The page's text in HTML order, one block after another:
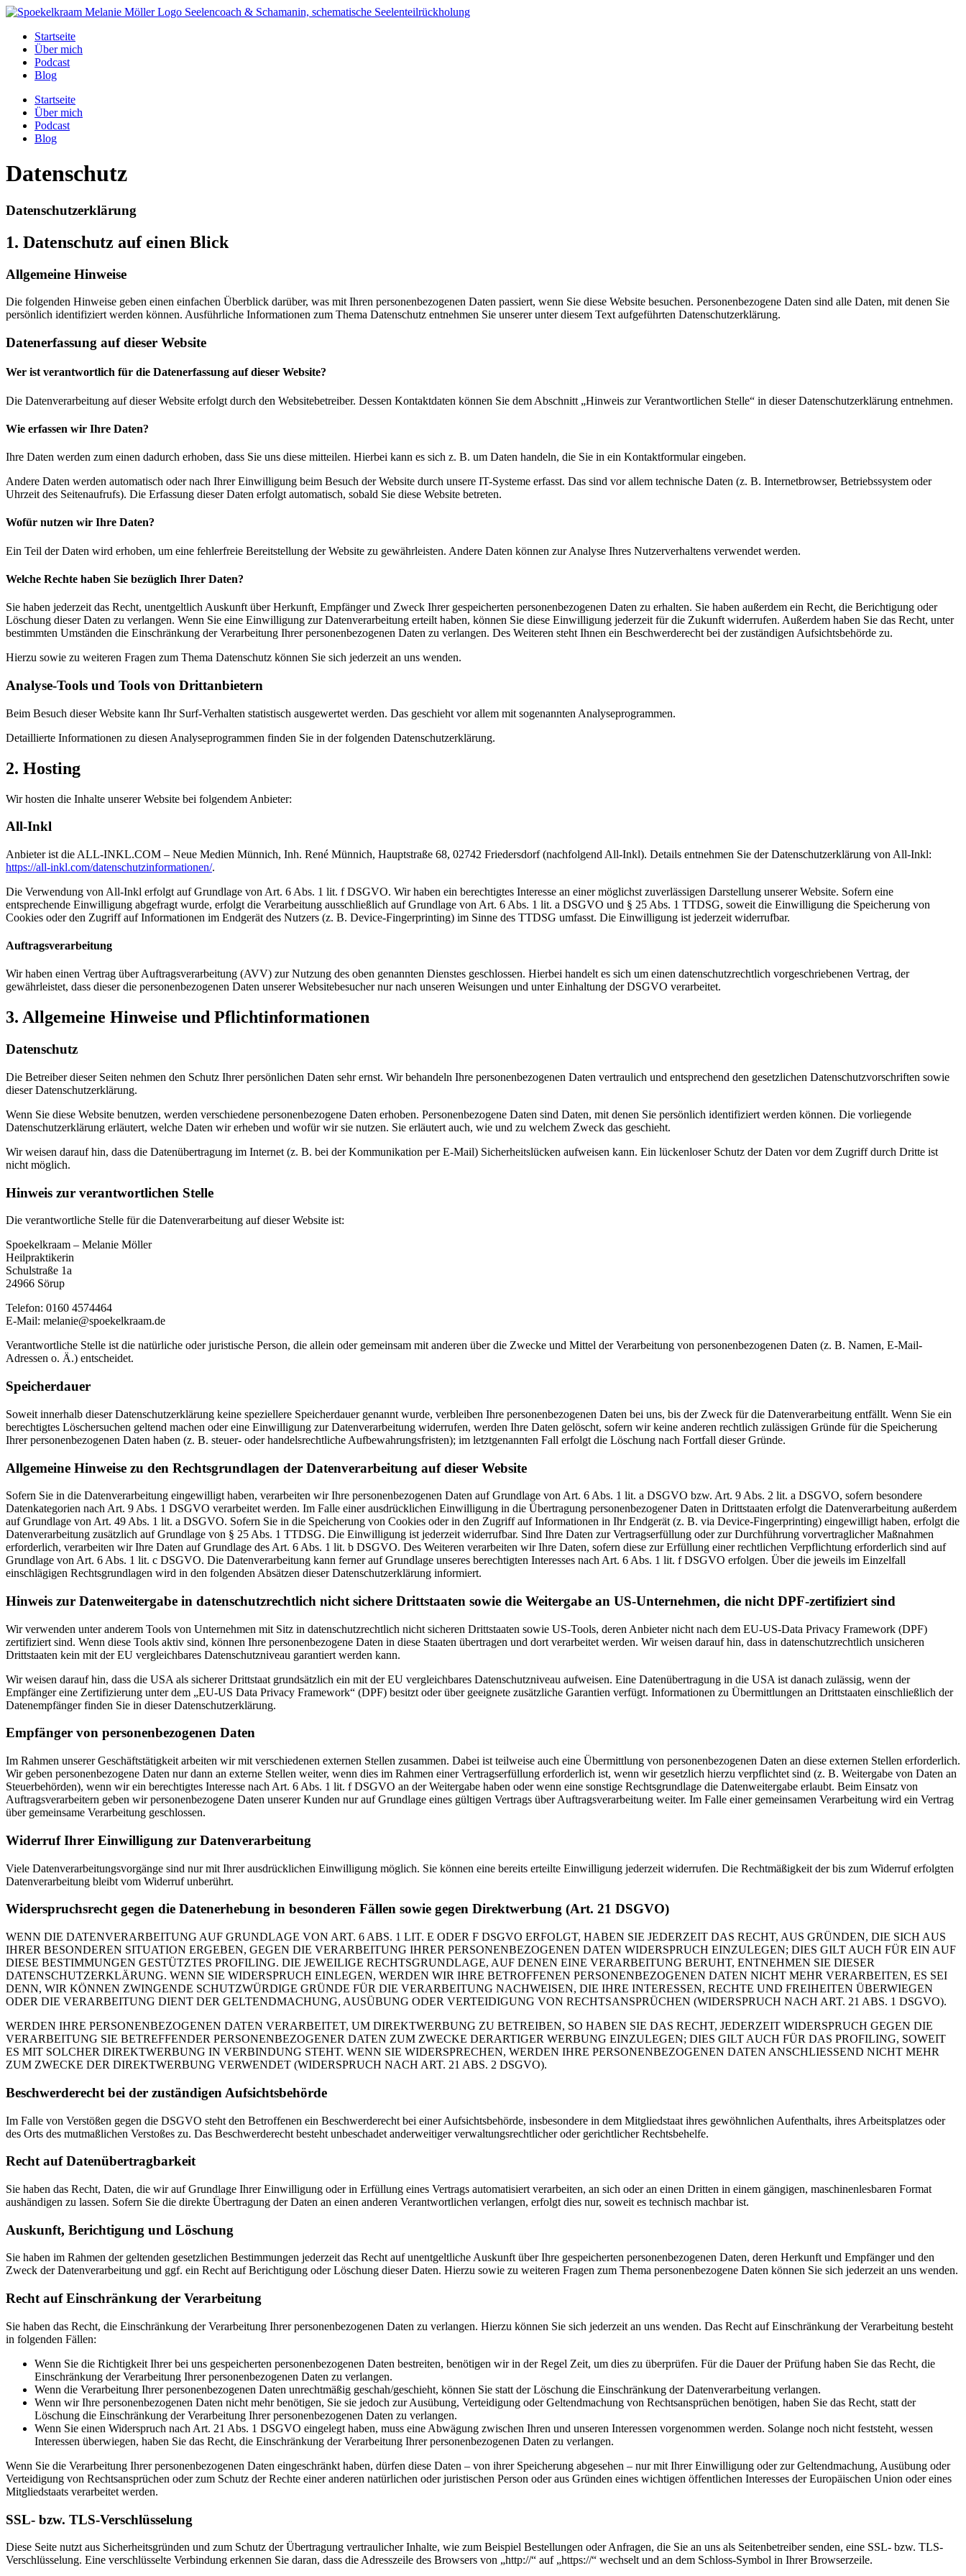
Inhalt
springen
Startseite
Über mich
Podcast
Blog
Startseite
Über mich
Podcast
Blog
Datenschutz
Datenschutz­erklärung
1. Datenschutz auf einen Blick
Allgemeine Hinweise
Die folgenden Hinweise geben einen einfachen Überblick darüber, was mit Ihren personenbezogenen Daten passiert, wenn Sie diese Website besuchen. Personenbezogene Daten sind alle Daten, mit denen Sie
persönlich identifiziert werden können. Ausführliche Informationen zum Thema Datenschutz entnehmen Sie unserer unter diesem Text aufgeführten Datenschutzerklärung.
Datenerfassung auf dieser Website
Wer ist verantwortlich für die Datenerfassung auf dieser Website?
Die Datenverarbeitung auf dieser Website erfolgt durch den Websitebetreiber. Dessen Kontaktdaten können Sie dem Abschnitt „Hinweis zur Verantwortlichen Stelle“ in dieser Datenschutzerklärung entnehmen.
Wie erfassen wir Ihre Daten?
Ihre Daten werden zum einen dadurch erhoben, dass Sie uns diese mitteilen. Hierbei kann es sich z. B. um Daten handeln, die Sie in ein Kontaktformular eingeben.
Andere Daten werden automatisch oder nach Ihrer Einwilligung beim Besuch der Website durch unsere IT-Systeme erfasst. Das sind vor allem technische Daten (z. B. Internetbrowser, Betriebssystem oder
Uhrzeit des Seitenaufrufs). Die Erfassung dieser Daten erfolgt automatisch, sobald Sie diese Website betreten.
Wofür nutzen wir Ihre Daten?
Ein Teil der Daten wird erhoben, um eine fehlerfreie Bereitstellung der Website zu gewährleisten. Andere Daten können zur Analyse Ihres Nutzerverhaltens verwendet werden.
Welche Rechte haben Sie bezüglich Ihrer Daten?
Sie haben jederzeit das Recht, unentgeltlich Auskunft über Herkunft, Empfänger und Zweck Ihrer gespeicherten personenbezogenen Daten zu erhalten. Sie haben außerdem ein Recht, die Berichtigung oder
Löschung dieser Daten zu verlangen. Wenn Sie eine Einwilligung zur Datenverarbeitung erteilt haben, können Sie diese Einwilligung jederzeit für die Zukunft widerrufen. Außerdem haben Sie das Recht, unter
bestimmten Umständen die Einschränkung der Verarbeitung Ihrer personenbezogenen Daten zu verlangen. Des Weiteren steht Ihnen ein Beschwerderecht bei der zuständigen Aufsichtsbehörde zu.
Hierzu sowie zu weiteren Fragen zum Thema Datenschutz können Sie sich jederzeit an uns wenden.
Analyse-Tools und Tools von Dritt­anbietern
Beim Besuch dieser Website kann Ihr Surf-Verhalten statistisch ausgewertet werden. Das geschieht vor allem mit sogenannten Analyseprogrammen.
Detaillierte Informationen zu diesen Analyseprogrammen finden Sie in der folgenden Datenschutzerklärung.
2. Hosting
Wir hosten die Inhalte unserer Website bei folgendem Anbieter:
All-Inkl
Anbieter ist die ALL-INKL.COM – Neue Medien Münnich, Inh. René Münnich, Hauptstraße 68, 02742 Friedersdorf (nachfolgend All-Inkl). Details entnehmen Sie der Datenschutzerklärung von All-Inkl:
https://all-inkl.com/datenschutzinformationen/.
Die Verwendung von All-Inkl erfolgt auf Grundlage von Art. 6 Abs. 1 lit. f DSGVO. Wir haben ein berechtigtes Interesse an einer möglichst zuverlässigen Darstellung unserer Website. Sofern eine
entsprechende Einwilligung abgefragt wurde, erfolgt die Verarbeitung ausschließlich auf Grundlage von Art. 6 Abs. 1 lit. a DSGVO und § 25 Abs. 1 TTDSG, soweit die Einwilligung die Speicherung von
Cookies oder den Zugriff auf Informationen im Endgerät des Nutzers (z. B. Device-Fingerprinting) im Sinne des TTDSG umfasst. Die Einwilligung ist jederzeit widerrufbar.
Auftragsverarbeitung
Wir haben einen Vertrag über Auftragsverarbeitung (AVV) zur Nutzung des oben genannten Dienstes geschlossen. Hierbei handelt es sich um einen datenschutzrechtlich vorgeschriebenen Vertrag, der
gewährleistet, dass dieser die personenbezogenen Daten unserer Websitebesucher nur nach unseren Weisungen und unter Einhaltung der DSGVO verarbeitet.
3. Allgemeine Hinweise und Pflicht­informationen
Datenschutz
Die Betreiber dieser Seiten nehmen den Schutz Ihrer persönlichen Daten sehr ernst. Wir behandeln Ihre personenbezogenen Daten vertraulich und entsprechend den gesetzlichen Datenschutzvorschriften sowie
dieser Datenschutzerklärung.
Wenn Sie diese Website benutzen, werden verschiedene personenbezogene Daten erhoben. Personenbezogene Daten sind Daten, mit denen Sie persönlich identifiziert werden können. Die vorliegende
Datenschutzerklärung erläutert, welche Daten wir erheben und wofür wir sie nutzen. Sie erläutert auch, wie und zu welchem Zweck das geschieht.
Wir weisen darauf hin, dass die Datenübertragung im Internet (z. B. bei der Kommunikation per E-Mail) Sicherheitslücken aufweisen kann. Ein lückenloser Schutz der Daten vor dem Zugriff durch Dritte ist
nicht möglich.
Hinweis zur verantwortlichen Stelle
Die verantwortliche Stelle für die Datenverarbeitung auf dieser Website ist:
Spoekelkraam – Melanie Möller
Heilpraktikerin
Schulstraße 1a
24966 Sörup
Telefon: 0160 4574464‬
E-Mail: melanie@spoekelkraam.de
Verantwortliche Stelle ist die natürliche oder juristische Person, die allein oder gemeinsam mit anderen über die Zwecke und Mittel der Verarbeitung von personenbezogenen Daten (z. B. Namen, E-Mail-
Adressen o. Ä.) entscheidet.
Speicherdauer
Soweit innerhalb dieser Datenschutzerklärung keine speziellere Speicherdauer genannt wurde, verbleiben Ihre personenbezogenen Daten bei uns, bis der Zweck für die Datenverarbeitung entfällt. Wenn Sie ein
berechtigtes Löschersuchen geltend machen oder eine Einwilligung zur Datenverarbeitung widerrufen, werden Ihre Daten gelöscht, sofern wir keine anderen rechtlich zulässigen Gründe für die Speicherung
Ihrer personenbezogenen Daten haben (z. B. steuer- oder handelsrechtliche Aufbewahrungsfristen); im letztgenannten Fall erfolgt die Löschung nach Fortfall dieser Gründe.
Allgemeine Hinweise zu den Rechtsgrundlagen der Datenverarbeitung auf dieser Website
Sofern Sie in die Datenverarbeitung eingewilligt haben, verarbeiten wir Ihre personenbezogenen Daten auf Grundlage von Art. 6 Abs. 1 lit. a DSGVO bzw. Art. 9 Abs. 2 lit. a DSGVO, sofern besondere
Datenkategorien nach Art. 9 Abs. 1 DSGVO verarbeitet werden. Im Falle einer ausdrücklichen Einwilligung in die Übertragung personenbezogener Daten in Drittstaaten erfolgt die Datenverarbeitung außerdem
auf Grundlage von Art. 49 Abs. 1 lit. a DSGVO. Sofern Sie in die Speicherung von Cookies oder in den Zugriff auf Informationen in Ihr Endgerät (z. B. via Device-Fingerprinting) eingewilligt haben, erfolgt die
Datenverarbeitung zusätzlich auf Grundlage von § 25 Abs. 1 TTDSG. Die Einwilligung ist jederzeit widerrufbar. Sind Ihre Daten zur Vertragserfüllung oder zur Durchführung vorvertraglicher Maßnahmen
erforderlich, verarbeiten wir Ihre Daten auf Grundlage des Art. 6 Abs. 1 lit. b DSGVO. Des Weiteren verarbeiten wir Ihre Daten, sofern diese zur Erfüllung einer rechtlichen Verpflichtung erforderlich sind auf
Grundlage von Art. 6 Abs. 1 lit. c DSGVO. Die Datenverarbeitung kann ferner auf Grundlage unseres berechtigten Interesses nach Art. 6 Abs. 1 lit. f DSGVO erfolgen. Über die jeweils im Einzelfall
einschlägigen Rechtsgrundlagen wird in den folgenden Absätzen dieser Datenschutzerklärung informiert.
Hinweis zur Datenweitergabe in datenschutzrechtlich nicht sichere Drittstaaten sowie die Weitergabe an US-Unternehmen, die nicht DPF-zertifiziert sind
Wir verwenden unter anderem Tools von Unternehmen mit Sitz in datenschutzrechtlich nicht sicheren Drittstaaten sowie US-Tools, deren Anbieter nicht nach dem EU-US-Data Privacy Framework (DPF)
zertifiziert sind. Wenn diese Tools aktiv sind, können Ihre personenbezogene Daten in diese Staaten übertragen und dort verarbeitet werden. Wir weisen darauf hin, dass in datenschutzrechtlich unsicheren
Drittstaaten kein mit der EU vergleichbares Datenschutzniveau garantiert werden kann.
Wir weisen darauf hin, dass die USA als sicherer Drittstaat grundsätzlich ein mit der EU vergleichbares Datenschutzniveau aufweisen. Eine Datenübertragung in die USA ist danach zulässig, wenn der
Empfänger eine Zertifizierung unter dem „EU-US Data Privacy Framework“ (DPF) besitzt oder über geeignete zusätzliche Garantien verfügt. Informationen zu Übermittlungen an Drittstaaten einschließlich der
Datenempfänger finden Sie in dieser Datenschutzerklärung.
Empfänger von personenbezogenen Daten
Im Rahmen unserer Geschäftstätigkeit arbeiten wir mit verschiedenen externen Stellen zusammen. Dabei ist teilweise auch eine Übermittlung von personenbezogenen Daten an diese externen Stellen erforderlich.
Wir geben personenbezogene Daten nur dann an externe Stellen weiter, wenn dies im Rahmen einer Vertragserfüllung erforderlich ist, wenn wir gesetzlich hierzu verpflichtet sind (z. B. Weitergabe von Daten an
Steuerbehörden), wenn wir ein berechtigtes Interesse nach Art. 6 Abs. 1 lit. f DSGVO an der Weitergabe haben oder wenn eine sonstige Rechtsgrundlage die Datenweitergabe erlaubt. Beim Einsatz von
Auftragsverarbeitern geben wir personenbezogene Daten unserer Kunden nur auf Grundlage eines gültigen Vertrags über Auftragsverarbeitung weiter. Im Falle einer gemeinsamen Verarbeitung wird ein Vertrag
über gemeinsame Verarbeitung geschlossen.
Widerruf Ihrer Einwilligung zur Datenverarbeitung
Viele Datenverarbeitungsvorgänge sind nur mit Ihrer ausdrücklichen Einwilligung möglich. Sie können eine bereits erteilte Einwilligung jederzeit widerrufen. Die Rechtmäßigkeit der bis zum Widerruf erfolgten
Datenverarbeitung bleibt vom Widerruf unberührt.
Widerspruchsrecht gegen die Datenerhebung in besonderen Fällen sowie gegen Direktwerbung (Art. 21 DSGVO)
WENN DIE DATENVERARBEITUNG AUF GRUNDLAGE VON ART. 6 ABS. 1 LIT. E ODER F DSGVO ERFOLGT, HABEN SIE JEDERZEIT DAS RECHT, AUS GRÜNDEN, DIE SICH AUS
IHRER BESONDEREN SITUATION ERGEBEN, GEGEN DIE VERARBEITUNG IHRER PERSONENBEZOGENEN DATEN WIDERSPRUCH EINZULEGEN; DIES GILT AUCH FÜR EIN AUF
DIESE BESTIMMUNGEN GESTÜTZTES PROFILING. DIE JEWEILIGE RECHTSGRUNDLAGE, AUF DENEN EINE VERARBEITUNG BERUHT, ENTNEHMEN SIE DIESER
DATENSCHUTZERKLÄRUNG. WENN SIE WIDERSPRUCH EINLEGEN, WERDEN WIR IHRE BETROFFENEN PERSONENBEZOGENEN DATEN NICHT MEHR VERARBEITEN, ES SEI
DENN, WIR KÖNNEN ZWINGENDE SCHUTZWÜRDIGE GRÜNDE FÜR DIE VERARBEITUNG NACHWEISEN, DIE IHRE INTERESSEN, RECHTE UND FREIHEITEN ÜBERWIEGEN
ODER DIE VERARBEITUNG DIENT DER GELTENDMACHUNG, AUSÜBUNG ODER VERTEIDIGUNG VON RECHTSANSPRÜCHEN (WIDERSPRUCH NACH ART. 21 ABS. 1 DSGVO).
WERDEN IHRE PERSONENBEZOGENEN DATEN VERARBEITET, UM DIREKTWERBUNG ZU BETREIBEN, SO HABEN SIE DAS RECHT, JEDERZEIT WIDERSPRUCH GEGEN DIE
VERARBEITUNG SIE BETREFFENDER PERSONENBEZOGENER DATEN ZUM ZWECKE DERARTIGER WERBUNG EINZULEGEN; DIES GILT AUCH FÜR DAS PROFILING, SOWEIT
ES MIT SOLCHER DIREKTWERBUNG IN VERBINDUNG STEHT. WENN SIE WIDERSPRECHEN, WERDEN IHRE PERSONENBEZOGENEN DATEN ANSCHLIESSEND NICHT MEHR
ZUM ZWECKE DER DIREKTWERBUNG VERWENDET (WIDERSPRUCH NACH ART. 21 ABS. 2 DSGVO).
Beschwerde­recht bei der zuständigen Aufsichts­behörde
Im Falle von Verstößen gegen die DSGVO steht den Betroffenen ein Beschwerderecht bei einer Aufsichtsbehörde, insbesondere in dem Mitgliedstaat ihres gewöhnlichen Aufenthalts, ihres Arbeitsplatzes oder
des Orts des mutmaßlichen Verstoßes zu. Das Beschwerderecht besteht unbeschadet anderweitiger verwaltungsrechtlicher oder gerichtlicher Rechtsbehelfe.
Recht auf Daten­übertrag­barkeit
Sie haben das Recht, Daten, die wir auf Grundlage Ihrer Einwilligung oder in Erfüllung eines Vertrags automatisiert verarbeiten, an sich oder an einen Dritten in einem gängigen, maschinenlesbaren Format
aushändigen zu lassen. Sofern Sie die direkte Übertragung der Daten an einen anderen Verantwortlichen verlangen, erfolgt dies nur, soweit es technisch machbar ist.
Auskunft, Berichtigung und Löschung
Sie haben im Rahmen der geltenden gesetzlichen Bestimmungen jederzeit das Recht auf unentgeltliche Auskunft über Ihre gespeicherten personenbezogenen Daten, deren Herkunft und Empfänger und den
Zweck der Datenverarbeitung und ggf. ein Recht auf Berichtigung oder Löschung dieser Daten. Hierzu sowie zu weiteren Fragen zum Thema personenbezogene Daten können Sie sich jederzeit an uns wenden.
Recht auf Einschränkung der Verarbeitung
Sie haben das Recht, die Einschränkung der Verarbeitung Ihrer personenbezogenen Daten zu verlangen. Hierzu können Sie sich jederzeit an uns wenden. Das Recht auf Einschränkung der Verarbeitung besteht
in folgenden Fällen:
Wenn Sie die Richtigkeit Ihrer bei uns gespeicherten personenbezogenen Daten bestreiten, benötigen wir in der Regel Zeit, um dies zu überprüfen. Für die Dauer der Prüfung haben Sie das Recht, die
Einschränkung der Verarbeitung Ihrer personenbezogenen Daten zu verlangen.
Wenn die Verarbeitung Ihrer personenbezogenen Daten unrechtmäßig geschah/geschieht, können Sie statt der Löschung die Einschränkung der Datenverarbeitung verlangen.
Wenn wir Ihre personenbezogenen Daten nicht mehr benötigen, Sie sie jedoch zur Ausübung, Verteidigung oder Geltendmachung von Rechtsansprüchen benötigen, haben Sie das Recht, statt der
Löschung die Einschränkung der Verarbeitung Ihrer personenbezogenen Daten zu verlangen.
Wenn Sie einen Widerspruch nach Art. 21 Abs. 1 DSGVO eingelegt haben, muss eine Abwägung zwischen Ihren und unseren Interessen vorgenommen werden. Solange noch nicht feststeht, wessen
Interessen überwiegen, haben Sie das Recht, die Einschränkung der Verarbeitung Ihrer personenbezogenen Daten zu verlangen.
Wenn Sie die Verarbeitung Ihrer personenbezogenen Daten eingeschränkt haben, dürfen diese Daten – von ihrer Speicherung abgesehen – nur mit Ihrer Einwilligung oder zur Geltendmachung, Ausübung oder
Verteidigung von Rechtsansprüchen oder zum Schutz der Rechte einer anderen natürlichen oder juristischen Person oder aus Gründen eines wichtigen öffentlichen Interesses der Europäischen Union oder eines
Mitgliedstaats verarbeitet werden.
SSL- bzw. TLS-Verschlüsselung
Diese Seite nutzt aus Sicherheitsgründen und zum Schutz der Übertragung vertraulicher Inhalte, wie zum Beispiel Bestellungen oder Anfragen, die Sie an uns als Seitenbetreiber senden, eine SSL- bzw. TLS-
Verschlüsselung. Eine verschlüsselte Verbindung erkennen Sie daran, dass die Adresszeile des Browsers von „http://“ auf „https://“ wechselt und an dem Schloss-Symbol in Ihrer Browserzeile.